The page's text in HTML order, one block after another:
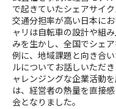
で起きていたシェアサイ
交通分担率が高い日本に
ャリは自転車の設計や組
みを生かし、全国でシェ
例に、地域課題と向き合
ルについてお話しいただ
ャレンジングな企業活動
は、経営者の熱量を直接
会となりました。